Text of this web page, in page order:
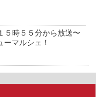
５時５５分から放送〜
ーマルシェ！